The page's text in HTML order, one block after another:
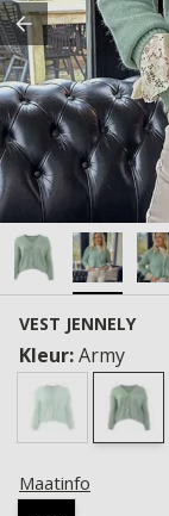
VEST JENNELY
Kleur:Army
Maatinfo